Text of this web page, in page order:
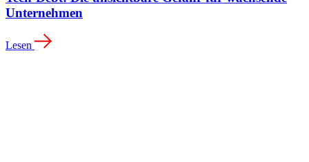
Unternehmen
Lesen